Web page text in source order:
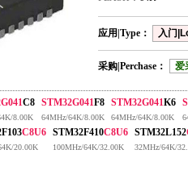
应用|Type： 入门
采购|Perchase： 爱
C8
8.00K
STM32G041F8
64MHz/64K/8.00K
STM32G041K6
64MHz/64K/8.00K
C8U6
20.00K
STM32F410C8U6
100MHz/64K/32.00K
STM32L152
32MHz/64K/